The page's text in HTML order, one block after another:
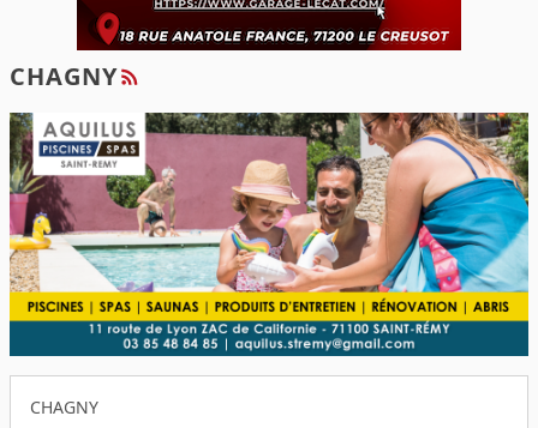
CHAGNY
CHAGNY